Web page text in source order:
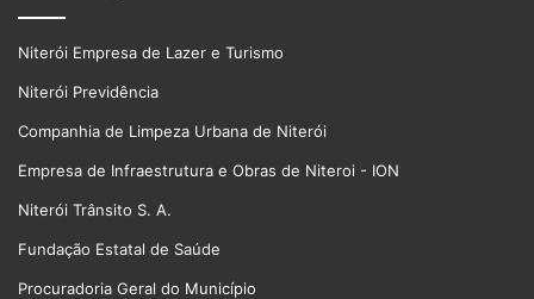
Niterói Empresa de Lazer e Turismo
Niterói Previdência
Companhia de Limpeza Urbana de Niterói
Empresa de Infraestrutura e Obras de Niteroi - ION
Niterói Trânsito S. A.
Fundação Estatal de Saúde
Procuradoria Geral do Município